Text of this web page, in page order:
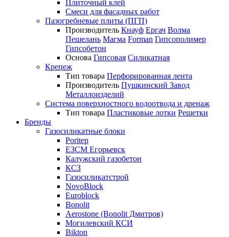
Плиточный клей
Смеси для фасадных работ
Пазогребневые плиты (ПГП)
Производитель Кнауф Ергач Волма
Пешелань Магма Forman Гипсополимер
Гипсобетон
Основа Гипсовая Силикатная
Крепеж
Тип товара Перфорированная лента
Производитель Пушкинский Завод
Металлоизделий
Система поверхностного водоотвода и дренаж
Тип товара Пластиковые лотки Решетки
Бренды
Газосиликатные блоки
Poritep
ЕЗСМ Егорьевск
Калужский газобетон
КСЗ
Газосиликатстрой
NovoBlock
Euroblock
Bonolit
Aerostone (Bonolit Дмитров)
Могилевский КСИ
Bikton